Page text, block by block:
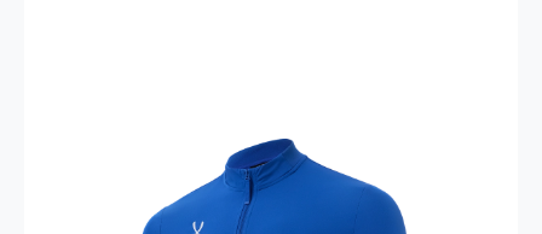
сумма всех заказов за 6 месяцев -
30.000 рублей.
(33%)
- сумма всех заказов за 6 месяцев